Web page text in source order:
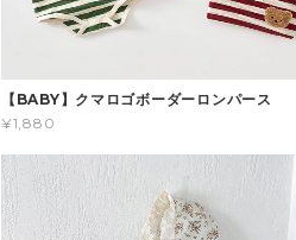
【BABY】クマロゴボーダーロンパース
¥1,880